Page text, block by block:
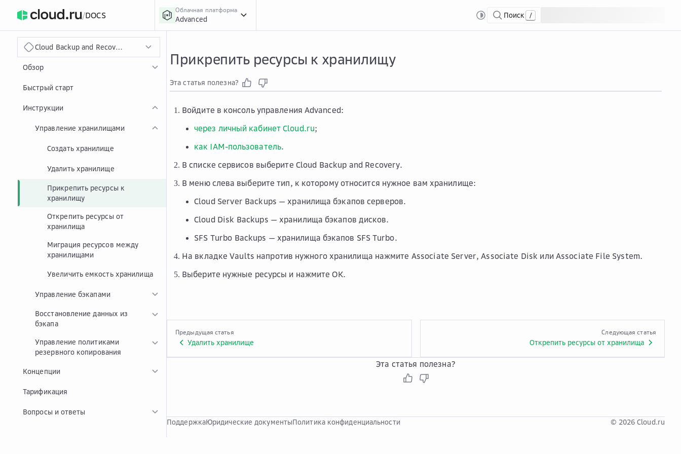
/DOCS
Облачная платформа
Advanced Поиск /
Cloud Backup and Recovery
Обзор
Быстрый старт
Инструкции
Управление хранилищами
Создать хранилище
Удалить хранилище
Прикрепить ресурсы к
хранилищу
Открепить ресурсы от
хранилища
Миграция ресурсов между
хранилищами
Увеличить емкость хранилища
Управление бэкапами
Восстановление данных из
бэкапа
Управление политиками
резервного копирования
Концепции
Тарификация
Вопросы и ответы
Прикрепить ресурсы к хранилищу
Эта статья полезна?
Войдите в консоль управления Advanced:
через личный кабинет Cloud.ru;
как IAM-пользователь.
В списке сервисов выберите Cloud Backup and Recovery.
В меню слева выберите тип, к которому относится нужное вам хранилище:
Cloud Server Backups — хранилища бэкапов серверов.
Cloud Disk Backups — хранилища бэкапов дисков.
SFS Turbo Backups — хранилища бэкапов SFS Turbo.
На вкладкеVaults напротив нужного хранилища нажмите Associate Server,Associate Disk или Associate File System.
Выберите нужные ресурсы и нажмитеOK.
Предыдущая статья
Удалить хранилище
Следующая статья
Открепить ресурсы от хранилища
Эта статья полезна?
ПоддержкаЮридические документыПолитика конфиденциальности © 2026 Cloud.ru